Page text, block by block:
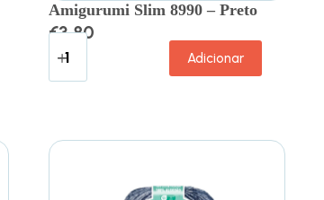
Amigurumi Slim 8990 – Preto
€3.80
Adicionar